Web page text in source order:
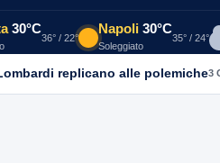
30°C
36° / 22°
Napoli 30°C
Soleggiato
35° / 24°
replicano alle polemiche3